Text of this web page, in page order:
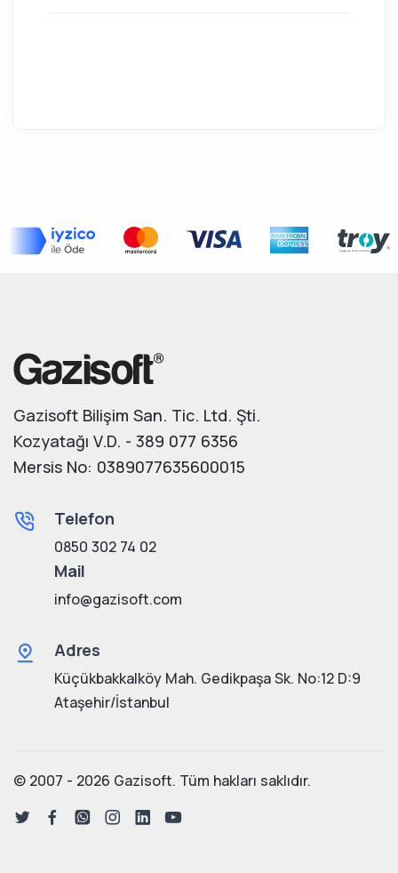
Gazisoft Bilişim San. Tic. Ltd. Şti.
Kozyatağı V.D. - 389 077 6356
Mersis No: 0389077635600015
Telefon
0850 302 74 02
Mail
info@gazisoft.com
Adres
Küçükbakkalköy Mah. Gedikpaşa Sk. No:12 D:9
Ataşehir/İstanbul
© 2007 - 2026 Gazisoft. Tüm hakları saklıdır.